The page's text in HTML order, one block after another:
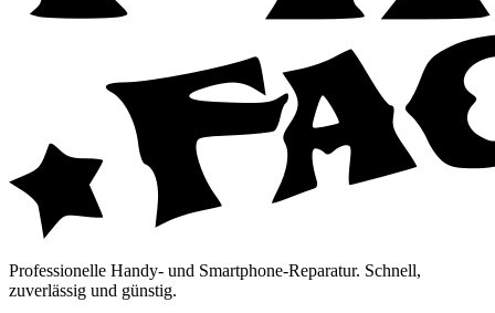
Professionelle Handy- und Smartphone-Reparatur. Schnell,
zuverlässig und günstig.